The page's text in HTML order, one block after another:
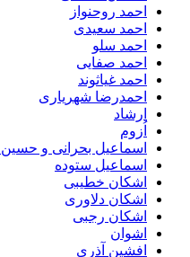
احمد روحنواز
احمد سعیدی
احمد سلو
احمد صفایی
احمد غیاثوند
احمدرضا شهریاری
ارشاد
اُزوم
اسماعیل بحرانی و حسین
اسماعیل ستوده
اشکان خطیبی
اشکان دلاوری
اشکان رجبی
اشوان
افشین آذری